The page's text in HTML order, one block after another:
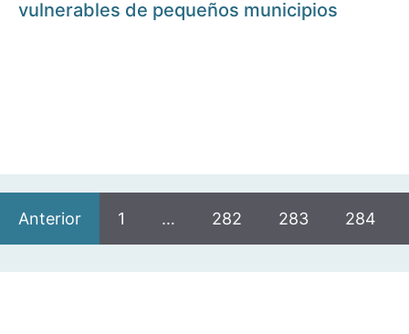
vulnerables de pequeños municipios
Anterior 1 … 282 283 284